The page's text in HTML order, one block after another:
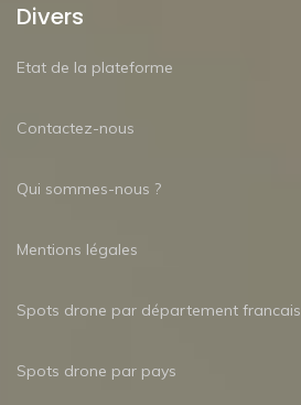
Divers
Etat de la plateforme
Contactez-nous
Qui sommes-nous ?
Mentions légales
Spots drone par département francais
Spots drone par pays